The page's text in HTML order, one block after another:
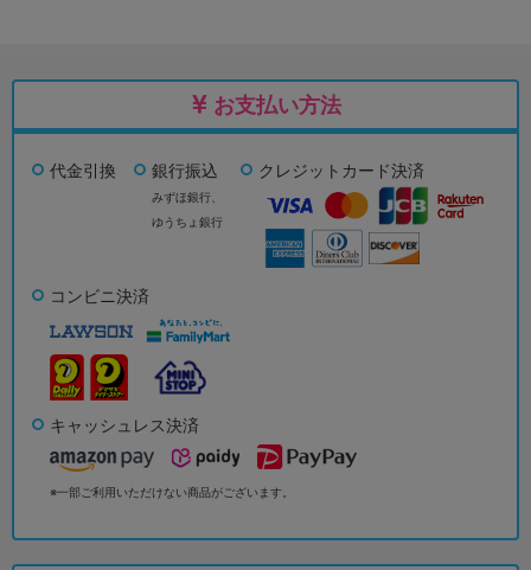
お支払い方法
代金引換 銀行振込
みずほ銀行、
ゆうちょ銀行
クレジットカード決済
コンビニ決済
キャッシュレス決済
※一部ご利用いただけない商品がございます。